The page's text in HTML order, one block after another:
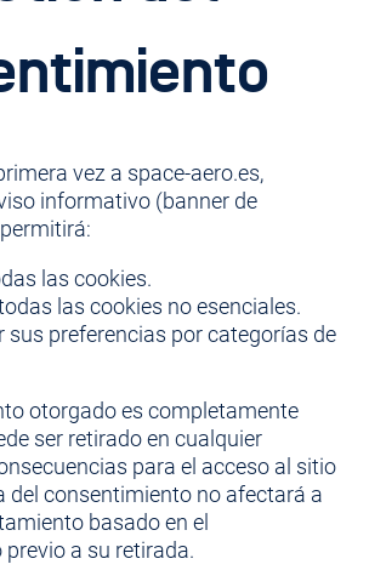
vez a space-aero.es,
informativo (banner de
las cookies.
las cookies no esenciales.
sus preferencias por categorías de
otorgado es completamente
ser retirado en cualquier
para el acceso al sitio
del consentimiento no afectará a
basado en el
a su retirada.